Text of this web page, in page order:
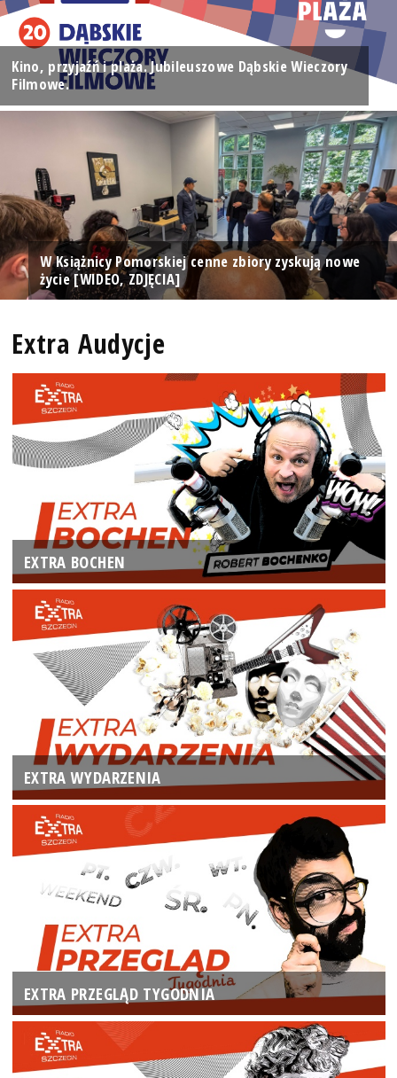
Kino, przyjaźń i plaża. Jubileuszowe Dąbskie Wieczory
Filmowe.
W Książnicy Pomorskiej cenne zbiory zyskują nowe
życie [WIDEO, ZDJĘCIA]
Extra Audycje
EXTRA BOCHEN
EXTRA WYDARZENIA
EXTRA PRZEGLĄD TYGODNIA